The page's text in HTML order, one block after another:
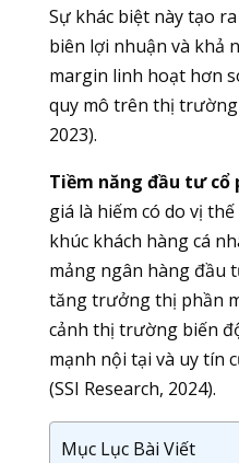
Sự khác biệt này tạo
biên lợi nhuận và khả
margin linh hoạt hơn
quy mô trên thị trường
2023).
Tiềm năng đầu tư cổ
giá là hiếm có do vị
khúc khách hàng cá
mảng ngân hàng đầu
tăng trưởng thị phần
cảnh thị trường biến
mạnh nội tại và uy tín
(SSI Research, 2024).
Mục Lục Bài Viết